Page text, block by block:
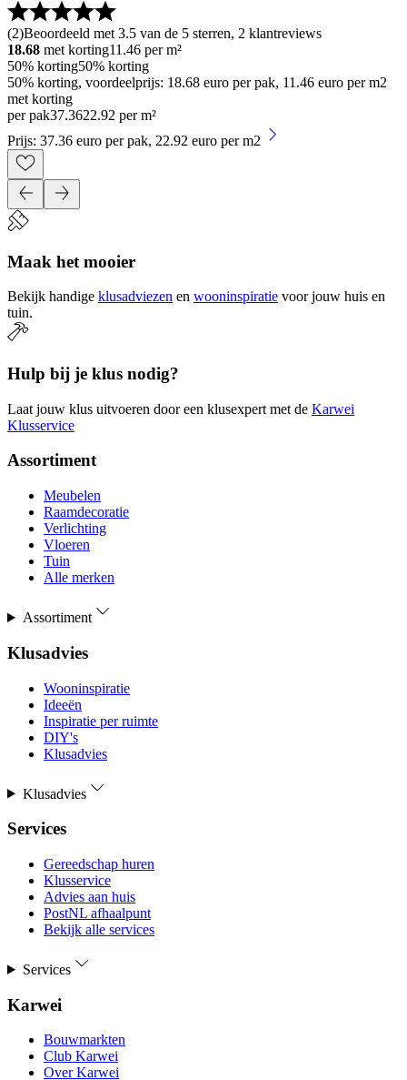
(2)Beoordeeld met 3.5 van de 5 sterren, 2 klantreviews
18.68 met korting11.46 per m²
50% korting50% korting
50% korting, voordeelprijs: 18.68 euro per pak, 11.46 euro per m2
met korting
per pak37.3622.92 per m²
Prijs: 37.36 euro per pak, 22.92 euro per m2
Maak het mooier
Bekijk handige klusadviezen en wooninspiratie voor jouw huis en
tuin.
Hulp bij je klus nodig?
Laat jouw klus uitvoeren door een klusexpert met de Karwei
Klusservice
Assortiment
Meubelen
Raamdecoratie
Verlichting
Vloeren
Tuin
Alle merken
Assortiment
Klusadvies
Wooninspiratie
Ideeën
Inspiratie per ruimte
DIY's
Klusadvies
Klusadvies
Services
Gereedschap huren
Klusservice
Advies aan huis
PostNL afhaalpunt
Bekijk alle services
Services
Karwei
Bouwmarkten
Club Karwei
Over Karwei